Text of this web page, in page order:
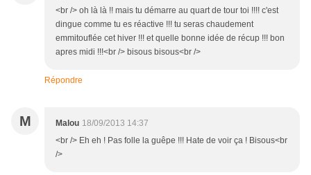
<br /> oh là là !! mais tu démarre au quart de tour toi !!!! c'est
dingue comme tu es réactive !!! tu seras chaudement
emmitouflée cet hiver !!! et quelle bonne idée de récup !!! bon
apres midi !!!<br /> bisous bisous<br />
Répondre
M Malou 18/09/2013 14:37
<br /> Eh eh ! Pas folle la guêpe !!! Hate de voir ça ! Bisous<br
/>